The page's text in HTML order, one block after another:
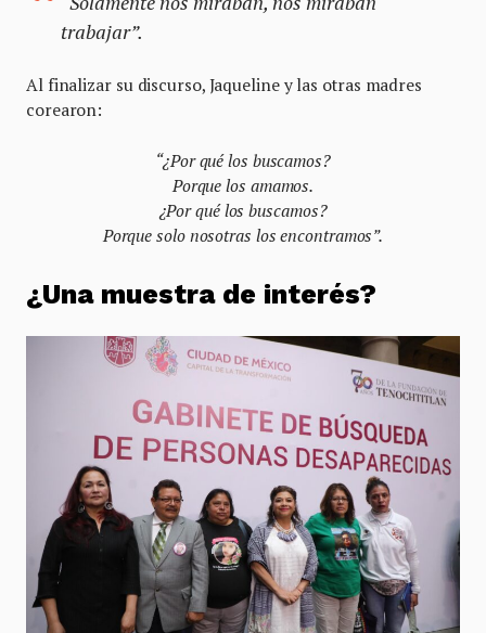
trabajar”.
Al finalizar su discurso, Jaqueline y las otras madres
corearon:
“¿Por qué los buscamos?
Porque los amamos.
¿Por qué los buscamos?
Porque solo nosotras los encontramos”.
¿Una muestra de interés?